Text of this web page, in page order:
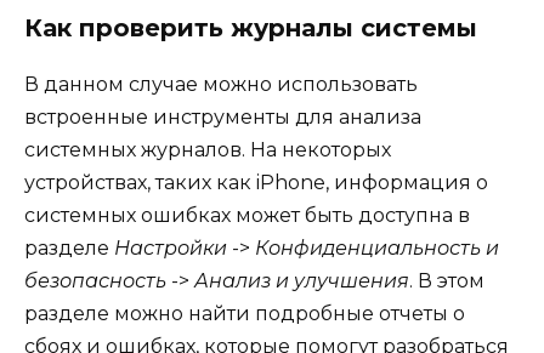
Как проверить журналы системы
В данном случае можно использовать
встроенные инструменты для анализа
системных журналов. На некоторых
устройствах, таких как iPhone, информация о
системных ошибках может быть доступна в
разделе Настройки -> Конфиденциальность и
безопасность -> Анализ и улучшения. В этом
разделе можно найти подробные отчеты о
сбоях и ошибках, которые помогут разобраться